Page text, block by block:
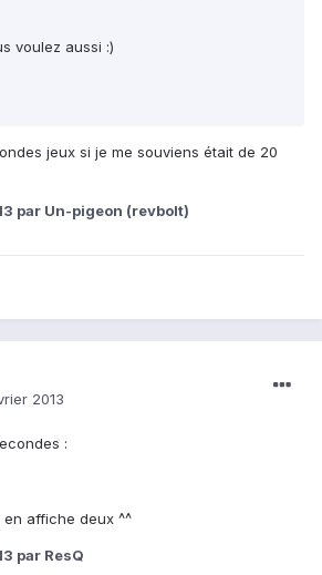
voulez aussi :)
jeux si je me souviens était de 20
par Un-pigeon (revbolt)
2013
:
affiche deux ^^
par ResQ